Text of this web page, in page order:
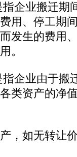
企业搬迁期
用、停工期
发生的费用
用。
企业由于搬
类资产的净
如无转让